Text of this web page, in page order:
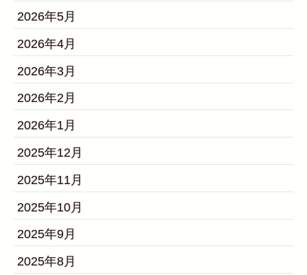
2026年5月
2026年4月
2026年3月
2026年2月
2026年1月
2025年12月
2025年11月
2025年10月
2025年9月
2025年8月